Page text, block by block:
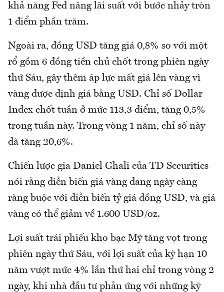
khả năng Fed nâng lãi suất với bước nhảy tròn
1 điểm phần trăm.
Ngoài ra, đồng USD tăng giá 0,8% so với một
rổ gồm 6 đồng tiền chủ chốt trong phiên ngày
thứ Sáu, gây thêm áp lực mất giá lên vàng vì
vàng được định giá bằng USD. Chỉ số Dollar
Index chốt tuần ở mức 113,3 điểm, tăng 0,5%
trong tuần này. Trong vòng 1 năm, chỉ số này
đã tăng 20,6%.
Chiến lược gia Daniel Ghali của TD Securities
nói rằng diễn biến giá vàng đang ngày càng
ràng buộc với diễn biến tỷ giá đồng USD, và giá
vàng có thể giảm về 1.600 USD/oz.
Lợi suất trái phiếu kho bạc Mỹ tăng vọt trong
phiên ngày thứ Sáu, với lợi suất của kỳ hạn 10
năm vượt mức 4% lần thứ hai chỉ trong vòng 2
ngày, khi nhà đầu tư phản ứng với những kỳ